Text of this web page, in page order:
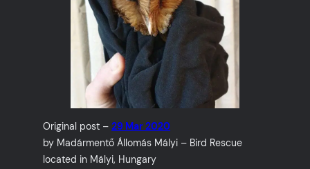
Original post –29 Mar 2020
by Madármentő Állomás Mályi – Bird Rescue
located in Mályi, Hungary